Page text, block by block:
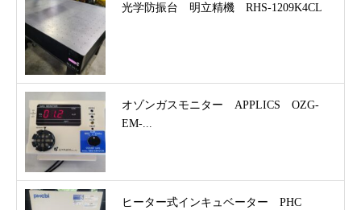
光学防振台 明立精機 RHS-1209K4CL
オゾンガスモニター APPLICS OZG-
EM-...
ヒーター式インキュベーター PHC